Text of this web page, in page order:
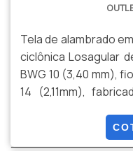
Tela de alambrado
ciclônica Losagular
BWG 10 (3,40 mm),
14 (2,11mm),
acordo com a NBR
banho de zinco